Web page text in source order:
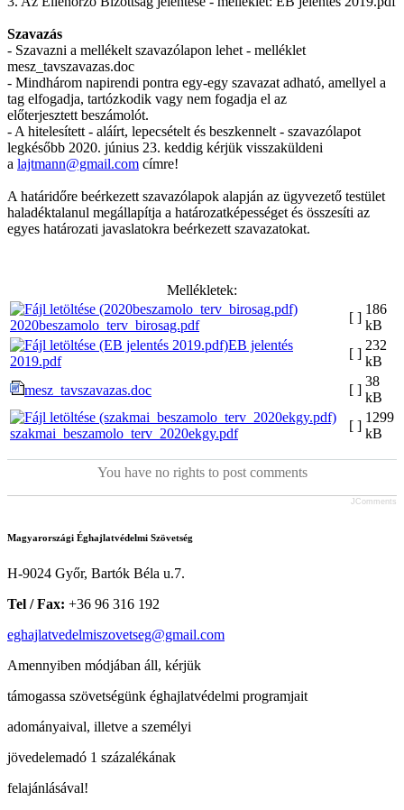
Szavazás
- Szavazni a mellékelt szavazólapon lehet - melléklet
mesz_tavszavazas.doc
- Mindhárom napirendi pontra egy-egy szavazat adható, amellyel a
tag elfogadja, tartózkodik vagy nem fogadja el az
előterjesztett beszámolót.
- A hitelesített - aláírt, lepecsételt és beszkennelt - szavazólapot
legkésőbb 2020. június 23. keddig kérjük visszaküldeni
a lajtmann@gmail.com címre!
A határidőre beérkezett szavazólapok alapján az ügyvezető testület
haladéktalanul megállapítja a határozatképességet és összesíti az
egyes határozati javaslatokra beérkezett szavazatokat.
Mellékletek:
2020beszamolo_terv_birosag.pdf
[ ]
186
kB
EB jelentés
2019.pdf
[ ]
232
kB
mesz_tavszavazas.doc
[ ]
38
kB
szakmai_beszamolo_terv_2020ekgy.pdf
[ ]
1299
kB
You have no rights to post comments
JComments
Magyarországi Éghajlatvédelmi Szövetség
H-9024 Győr, Bartók Béla u.7.
Tel / Fax: +36 96 316 192
eghajlatvedelmiszovetseg@gmail.com
Amennyiben módjában áll, kérjük
támogassa szövetségünk éghajlatvédelmi programjait
adományaival, illetve a személyi
jövedelemadó 1 százalékának
felajánlásával!